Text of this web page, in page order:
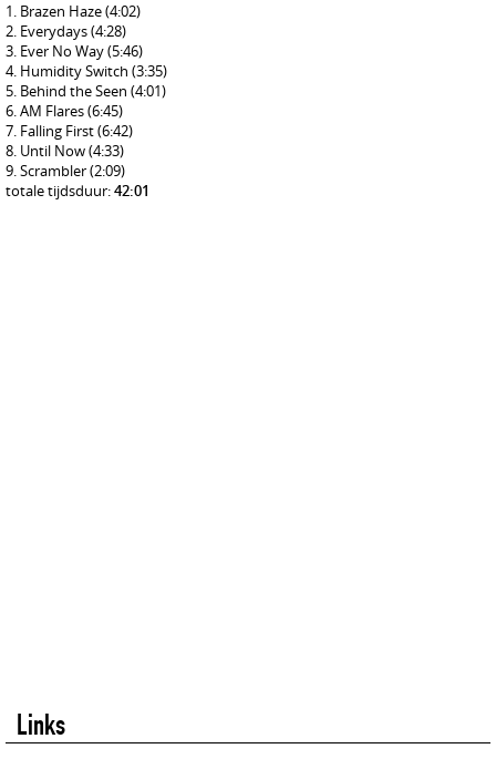
Brazen Haze(4:02)
Everydays(4:28)
Ever No Way(5:46)
Humidity Switch (3:35)
Behind the Seen (4:01)
AM Flares(6:45)
Falling First(6:42)
Until Now(4:33)
Scrambler(2:09)
totale tijdsduur:42:01
Links